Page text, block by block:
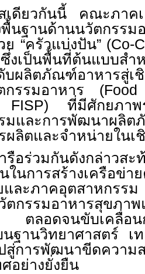
เดียวกันนี้ คณะภาค
งพื้นฐานด้านนวัตก
“ครัวแบ่งปัน” (Co-
ซึ่งเป็นพื้นที่ต้นแบบส
บผลิตภัณฑ์อาหารสู่เ
กรรมอาหาร
ที่มีศักยภาพ
มและการพัฒนาผลิ
ผลิตและจำหน่ายในเ
รือร่วมกันดังกล่าวส
ในการสร้างเครือข่า
และภาคอุตสาหกรร
ตกรรมอาหารสุขภา
ดจนขับเคลื่อนกา
นฐานวิทยาศาสตร์ เ
สู่การพัฒนาขีดความ
อย่างยั่งยืน